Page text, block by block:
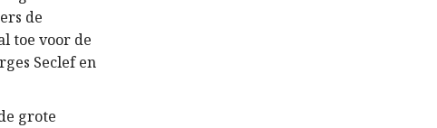
de
toe voor de
Seclef en
grote